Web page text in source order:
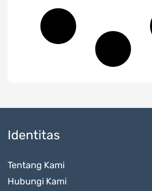
Identitas
Tentang Kami
Hubungi Kami